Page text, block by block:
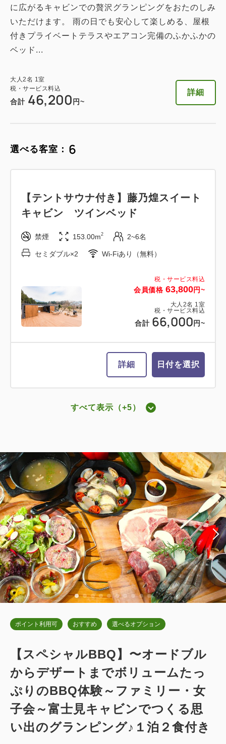
税・サービス料込
55,800円~
グランピングドームテント ハリウッ
ドツイン
禁煙
会員価格 円~
税・サービス料込
合計 66,200円~
【愛犬同伴ルーム】ドッグ・スイート
禁煙 69.00m
ダブルサイズ×2 Wi-Fiあり（無料）
税・サービス料込
51,400
税・サービス料込
【愛犬同伴ルーム】ドッグキャビンデ
ラックス（専用ドッグラン付・キング
ベッド)
禁煙 54.00m2 1~2名
キングサイズ×1 Wi-Fiあり（無料）
詳細 日付を選択
に広がるキャビンでの贅沢グランピングをおたのしみ
いただけます。 雨の日でも安心して楽しめる、屋根
付きプライベートテラスやエアコン完備のふかふかの
ベッド...
大人 2名 1 室
税・サービス料込
合計 46,200 円~
詳細
選べる客室： 6
税・サービス料込
会員価格 63,800円~
大人 2名 1 室
税・サービス料込
合計 66,000 円~
【テントサウナ付き】藤乃煌スイート
キャビン ツインベッド
禁煙 153.00m2 2~6名
セミダブル×2 Wi-Fiあり（無料）
詳細 日付を選択
税・サービス料込
会員価格 55,000円~
大人2名1室
税・サービス料込
合計 57,200円~
禁煙 69.00m 2~6名
ダブルサイズ×2 Wi-Fiあり（無料）
詳細 日付を選択
税・サービス料込
会員価格 46,200円~
デラックスキャビン キングベッド
禁煙 54.00m2 1~4名
キングサイズ×1 Wi-Fiあり（無料）
すべて表示（+5）
ポイント利用可 おすすめ 選べるオプション
【スペシャルBBQ】〜オードブル
からデザートまでボリュームたっ
ぷりのBBQ体験～ファミリー・女
子会～富士見キャビンでつくる思
い出のグランピング♪１泊２食付き